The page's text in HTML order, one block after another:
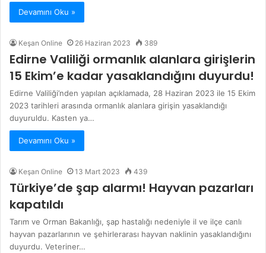
Devamını Oku »
Keşan Online 26 Haziran 2023 389
Edirne Valiliği ormanlık alanlara girişlerin
15 Ekim’e kadar yasaklandığını duyurdu!
Edirne Valiliği’nden yapılan açıklamada, 28 Haziran 2023 ile 15 Ekim
2023 tarihleri arasında ormanlık alanlara girişin yasaklandığı
duyuruldu. Kasten ya…
Devamını Oku »
Keşan Online 13 Mart 2023 439
Türkiye’de şap alarmı! Hayvan pazarları
kapatıldı
Tarım ve Orman Bakanlığı, şap hastalığı nedeniyle il ve ilçe canlı
hayvan pazarlarının ve şehirlerarası hayvan naklinin yasaklandığını
duyurdu. Veteriner…